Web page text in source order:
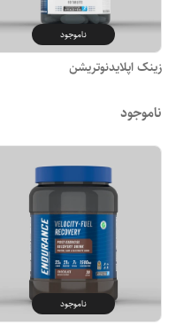
ناموجود
زینک اپلایدنوتریشن
ناموجود
ناموجود